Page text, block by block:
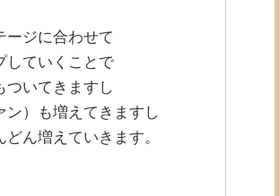
ージに合わせて
していくことで
ついてきますし
ン）も増えてきますし
ん増えていきます。